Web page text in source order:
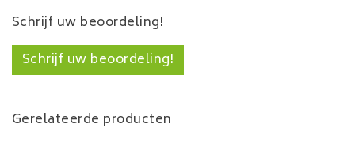
Schrijf uw beoordeling!
Schrijf uw beoordeling!
Gerelateerde producten